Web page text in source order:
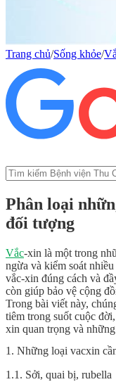
Trang chủ/Sống khỏe/
Phân loại
đối tượng
Vắc-xin là một trong
ngừa và kiểm soát
vắc-xin đúng cách và
còn giúp bảo vệ cộng
Trong bài viết này,
tiêm trong suốt cuộc
xin quan trọng và
1. Những loại vacxin
1.1. Sởi, quai bị, rubella